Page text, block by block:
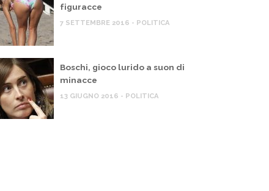
BLOG
Meloni, scontro sulla Flotilla,
chiedono sanzioni a Israele
2026
figuracce
7 SETTEMBRE 2016 - POLITICA
Boschi, gioco lurido a suon di
minacce
13 GIUGNO 2016 - POLITICA